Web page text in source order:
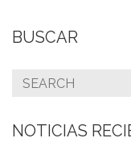
BUSCAR
NOTICIAS